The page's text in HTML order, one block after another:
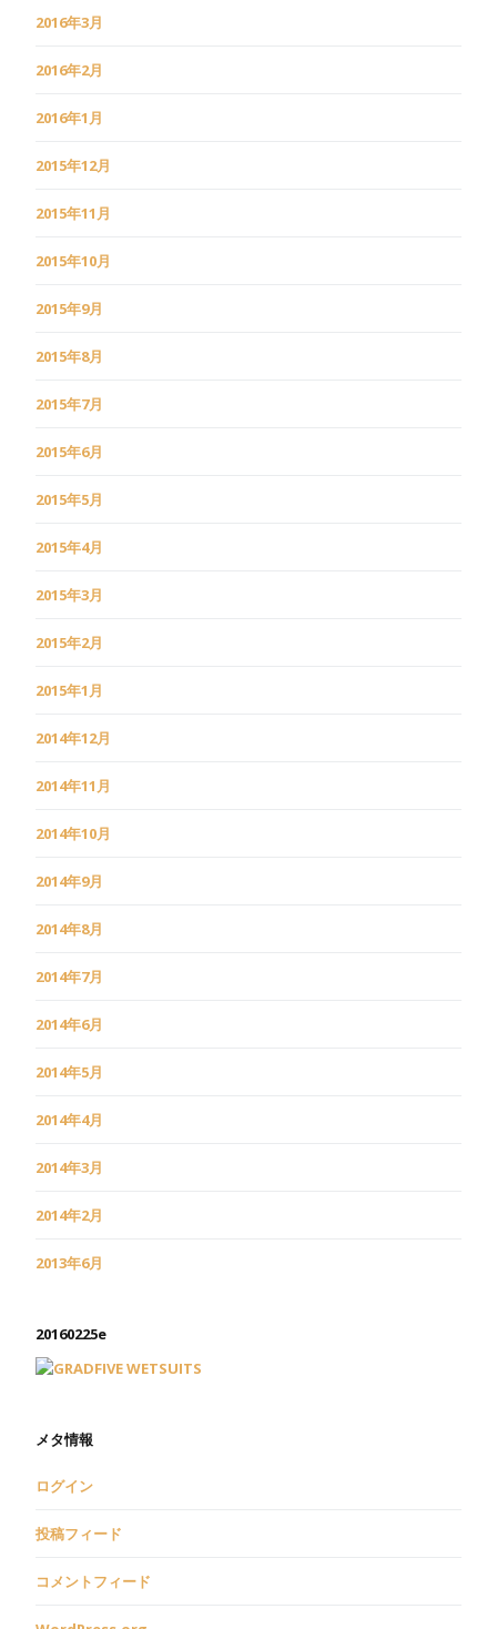
2016年3月
2016年2月
2016年1月
2015年12月
2015年11月
2015年10月
2015年9月
2015年8月
2015年7月
2015年6月
2015年5月
2015年4月
2015年3月
2015年2月
2015年1月
2014年12月
2014年11月
2014年10月
2014年9月
2014年8月
2014年7月
2014年6月
2014年5月
2014年4月
2014年3月
2014年2月
2013年6月
20160225e
メタ情報
ログイン
投稿フィード
コメントフィード